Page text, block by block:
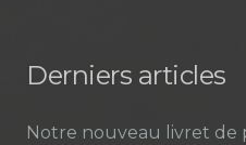
Derniers articles
Notre nouveau livret de